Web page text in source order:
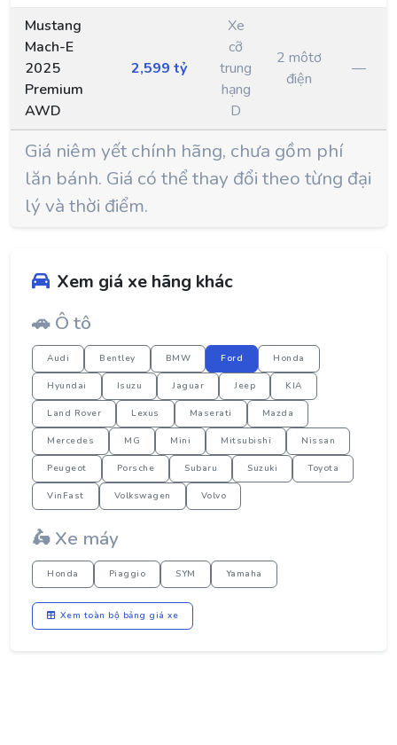
Mustang
Mach-E
2025
Premium
AWD
2,599 tỷ
Xe
cỡ
trung
hạng
D
2 môtơ
điện
—
Giá niêm yết chính hãng, chưa gồm phí
lăn bánh. Giá có thể thay đổi theo từng đại
lý và thời điểm.
Xem giá xe hãng khác
🚗 Ô tô
Audi Bentley BMW Ford Honda
Hyundai Isuzu Jaguar Jeep KIA
Land Rover Lexus Maserati Mazda
Mercedes MG Mini Mitsubishi Nissan
Peugeot Porsche Subaru Suzuki Toyota
VinFast Volkswagen Volvo
🛵 Xe máy
Honda Piaggio SYM Yamaha
Xem toàn bộ bảng giá xe